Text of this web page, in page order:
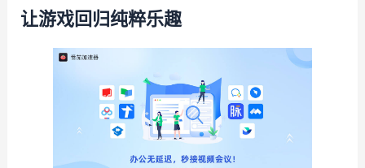
让游戏回归纯粹乐趣